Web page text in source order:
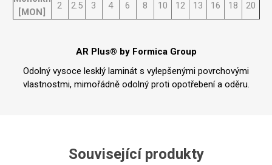
[MON]
2 2.5 3 4 6 8 10 12 13 16 18 20
AR Plus® by Formica Group
Odolný vysoce lesklý laminát s vylepšenými povrchovými
vlastnostmi, mimořádně odolný proti opotřebení a oděru.
Související produkty